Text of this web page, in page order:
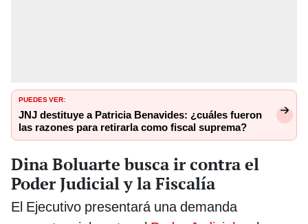
PUEDES VER:
JNJ destituye a Patricia Benavides: ¿cuáles fueron
las razones para retirarla como fiscal suprema?
Dina Boluarte busca ir contra el
Poder Judicial y la Fiscalía
El Ejecutivo presentará una demanda